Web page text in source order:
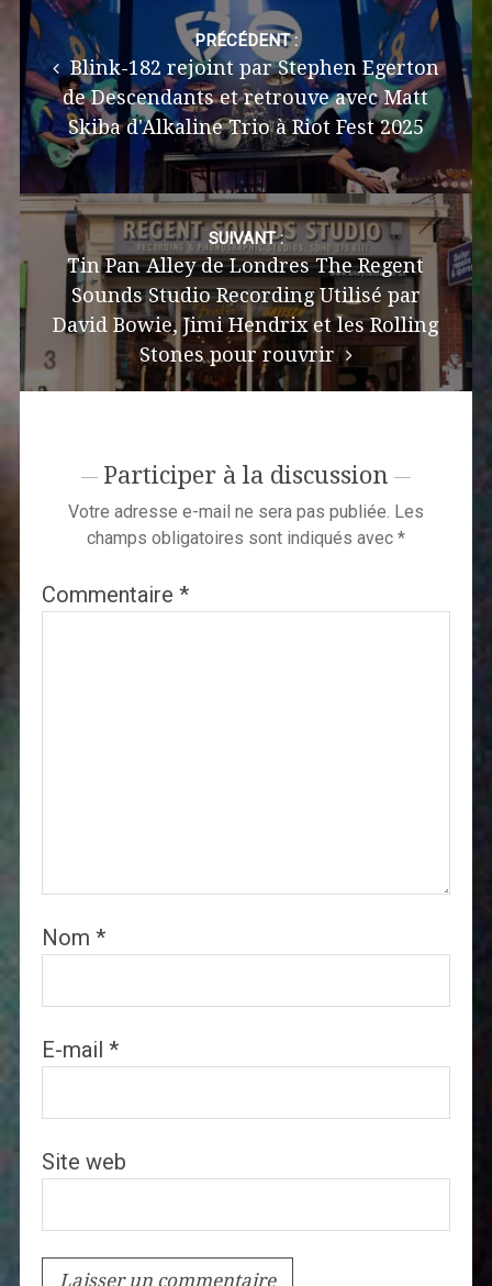
Post
navigation
PRÉCÉDENT :
Blink-182 rejoint par Stephen Egerton
de Descendants et retrouve avec Matt
Skiba d'Alkaline Trio à Riot Fest 2025
SUIVANT :
Tin Pan Alley de Londres The Regent
Sounds Studio Recording Utilisé par
David Bowie, Jimi Hendrix et les Rolling
Stones pour rouvrir
Participer à la discussion
Votre adresse e-mail ne sera pas publiée. Les
champs obligatoires sont indiqués avec *
Commentaire *
Nom *
E-mail *
Site web